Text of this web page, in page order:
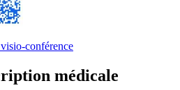
conférence
médicale